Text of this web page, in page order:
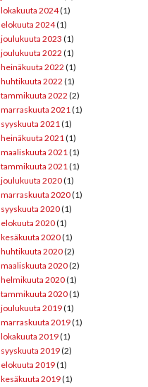
lokakuuta 2024(1)
elokuuta 2024(1)
joulukuuta 2023 (1)
joulukuuta 2022 (1)
heinäkuuta 2022 (1)
huhtikuuta 2022 (1)
tammikuuta 2022 (2)
marraskuuta 2021(1)
syyskuuta 2021(1)
heinäkuuta 2021(1)
maaliskuuta 2021(1)
tammikuuta 2021(1)
joulukuuta 2020(1)
marraskuuta 2020(1)
syyskuuta 2020(1)
elokuuta 2020(1)
kesäkuuta 2020(1)
huhtikuuta 2020(2)
maaliskuuta 2020(2)
helmikuuta 2020(1)
tammikuuta 2020(1)
joulukuuta 2019(1)
marraskuuta 2019(1)
lokakuuta 2019(1)
syyskuuta 2019(2)
elokuuta 2019(1)
kesäkuuta 2019(1)